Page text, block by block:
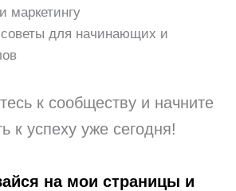
маркетингу
советы для начинающих и
к сообществу и начните
к успеху уже сегодня!
на мои страницы и